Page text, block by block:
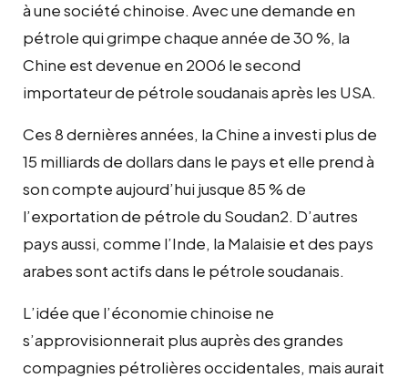
à une société chinoise. Avec une demande en
pétrole qui grimpe chaque année de 30 %, la
Chine est devenue en 2006 le second
importateur de pétrole soudanais après les USA.
Ces 8 dernières années, la Chine a investi plus de
15 milliards de dollars dans le pays et elle prend à
son compte aujourd’hui jusque 85 % de
l’exportation de pétrole du Soudan2. D’autres
pays aussi, comme l’Inde, la Malaisie et des pays
arabes sont actifs dans le pétrole soudanais.
L’idée que l’économie chinoise ne
s’approvisionnerait plus auprès des grandes
compagnies pétrolières occidentales, mais aurait